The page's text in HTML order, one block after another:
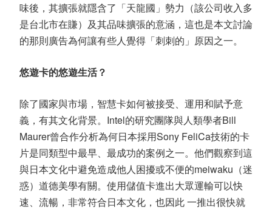
味後，其擴張就隱含了「天龍國」勢力（該公司收入多
是台北市在賺）及其品味擴張的意涵，這也是本文討論
的那則廣告為何讓有些人覺得「刺刺的」原因之一。
悠遊卡的悠遊生活？
除了國家與市場，智慧卡如何被接受、運用和賦予意
義，有其文化背景。Intel的研究團隊與人類學者Bill
Maurer曾合作分析為何日本採用Sony FeliCa技術的卡
片是同類型中最早、最成功的案例之一。他們觀察到這
與日本文化中避免造成他人困擾或不便的meiwaku（迷
惑）道德美學有關。使用儲值卡進出大眾運輸可以快
速、流暢，非常符合日本文化，也因此 一推出很快就